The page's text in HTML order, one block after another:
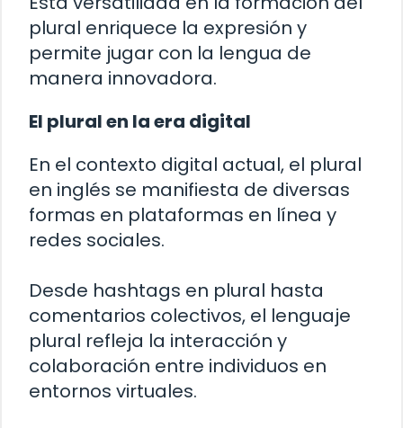
plural enriquece la expresión y
permite jugar con la lengua de
manera innovadora.
El plural en la era digital
En el contexto digital actual, el plural
en inglés se manifiesta de diversas
formas en plataformas en línea y
redes sociales.
Desde hashtags en plural hasta
comentarios colectivos, el lenguaje
plural refleja la interacción y
colaboración entre individuos en
entornos virtuales.